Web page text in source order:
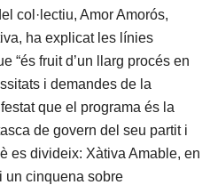
col·lectiu, Amor Amorós,
ha explicat les línies
“és fruit d’un llarg procés en
i demandes de la
que el programa és la
de govern del seu partit i
es divideix: Xàtiva Amable, en
un cinquena sobre